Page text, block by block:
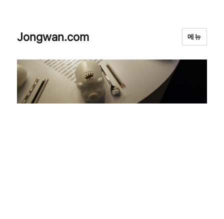
Jongwan.com 메뉴